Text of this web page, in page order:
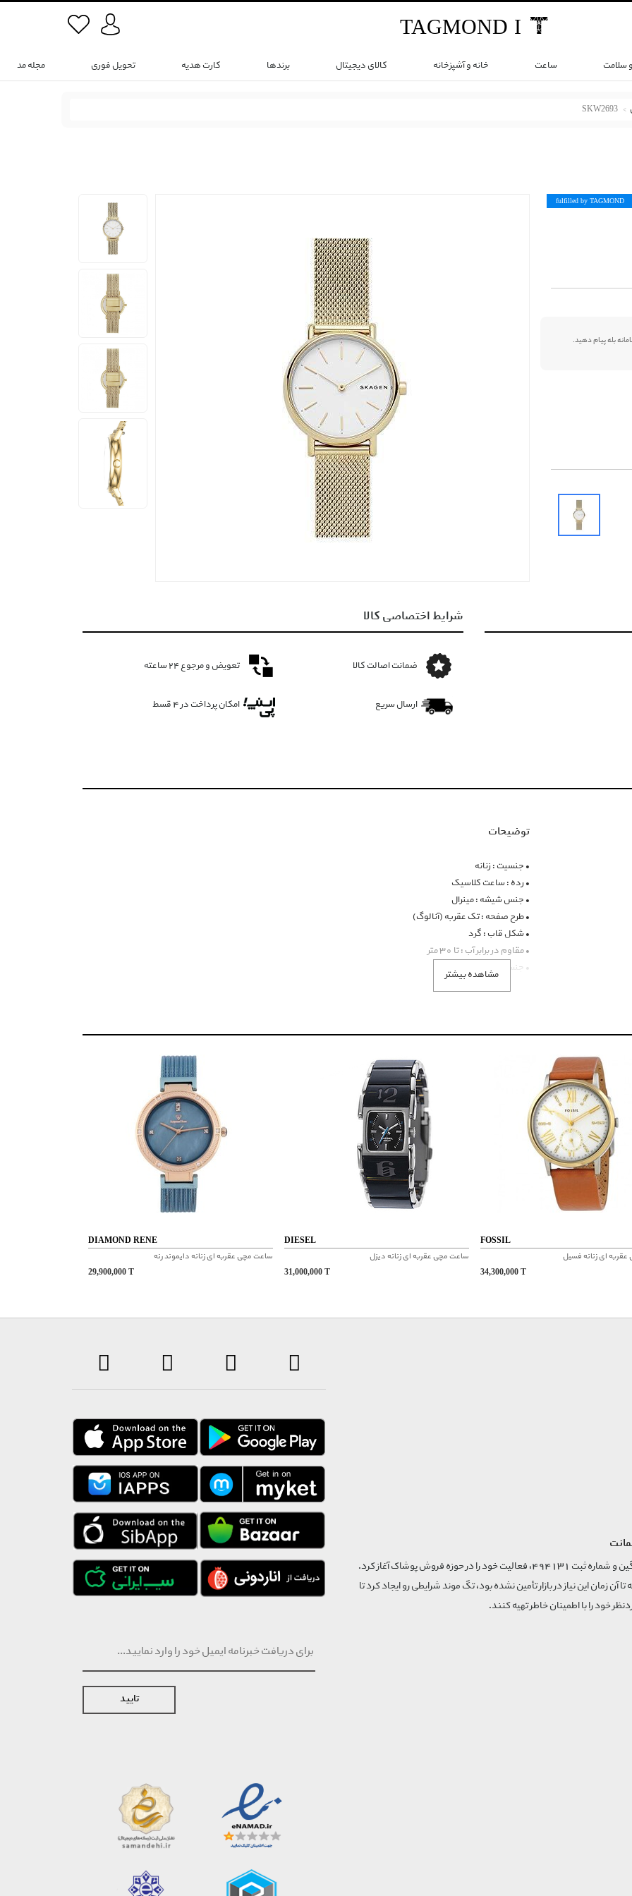
TAGMOND I
سلامت ساعت خانه و آشپزخانه کالای دیجیتال برندها کارت هدیه تحویل فوری مجله مد
SKW2693
fulfilled by TAGMOND
شرایط اختصاصی کالا
ضمانت اصالت کالا تعویض و مرجوع ۲۴ ساعته
ارسال سریع امکان پرداخت در 4 قسط
مشاهده بیشتر
توضیحات
• جنسیت : زنانه
• رده : ساعت کلاسیک
• جنس شیشه : مینرال
• طرح صفحه : تک عقربه (آنالوگ)
• شکل قاب : گرد
• مقاوم در برابر آب : تا 30 متر
• جنس بکاررفته : استیل
• گارانتی : دوساله - در ایران - بین المللی
• محدوده عرض قاب : کمتر از 30 میلیمتر
• عرض قاب : 30
• ارتفاع قاب : 6
DIAMOND RENE
ساعت مچی عقربه ای زنانه دایموند رنه
29,900,000 T
DIESEL
ساعت مچی عقربه ای زنانه دیزل
31,000,000 T
FOSSIL
ای زنانه فسیل
34,300,000 T
تایید
فروشگاه تگ موند از سال 1395 با نام ثبتی گسترش و نوآوری تگین و شماره ثبت 494131، فعالیت خود را در حوزه فروش پوشاک آغاز کرد.
تا آن زمان این نیاز در بازار تأمین نشده بود، تگ موند شرایطی رو ایجاد کرد تا
خود را با اطمینان خاطر تهیه کنند.